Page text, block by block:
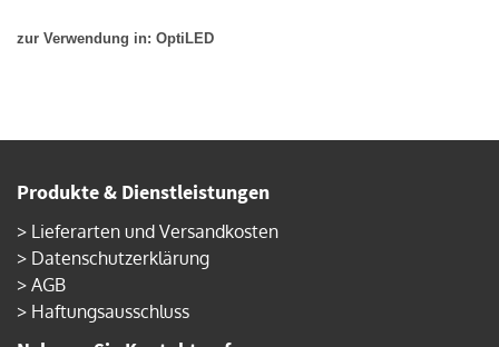
zur Verwendung in: OptiLED
Produkte & Dienstleistungen
> Lieferarten und Versandkosten
> Datenschutzerklärung
> AGB
> Haftungsausschluss